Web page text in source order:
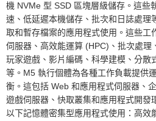
機 NVMe 型 SSD 區塊層級儲存。這些
速、低延遲本機儲存、批次和日誌處理
取和暫存檔案的應用程式使用。這些工
伺服器、高效能運算 (HPC)、批次處理
玩家遊戲、影片編碼、科學建模、分散
等。M5 執行個體為各種工作負載提供
衡。這包括 Web 和應用程式伺服器、
遊戲伺服器、快取叢集和應用程式開發
以下記憶體密集型應用程式使用：高效